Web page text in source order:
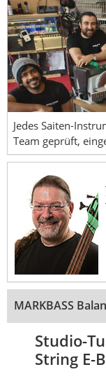
Jedes Saiten-
Team geprüft,
MARKBASS
Studio-
String E-